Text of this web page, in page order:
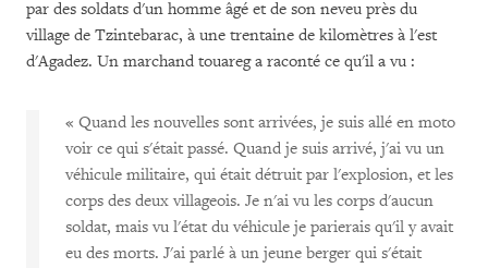
par des soldats d'un homme âgé et de son neveu près du
village de Tzintebarac, à une trentaine de kilomètres à l'est
d'Agadez. Un marchand touareg a raconté ce qu'il a vu :
« Quand les nouvelles sont arrivées, je suis allé en moto
voir ce qui s'était passé. Quand je suis arrivé, j'ai vu un
véhicule militaire, qui était détruit par l'explosion, et les
corps des deux villageois. Je n'ai vu les corps d'aucun
soldat, mais vu l'état du véhicule je parierais qu'il y avait
eu des morts. J'ai parlé à un jeune berger qui s'était